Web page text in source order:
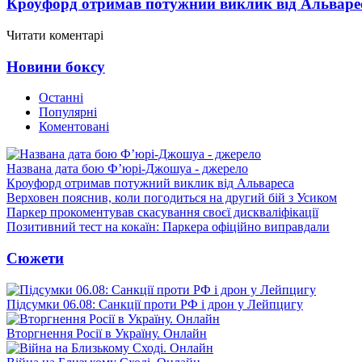
Кроуфорд отримав потужний виклик від
Читати коментарі
Новини боксу
Останні
Популярні
Коментовані
Названа дата бою Ф’юрі-Джошуа - джерело
Кроуфорд отримав потужний виклик від Альвареса
Верховен пояснив, коли погодиться на другий бій з Усиком
Паркер прокоментував скасування своєї дискваліфікації
Позитивний тест на кокаїн: Паркера офіційно виправдали
Сюжети
Підсумки 06.08: Санкції проти РФ і дрон у Лейпцигу
Вторгнення Росії в Україну. Онлайн